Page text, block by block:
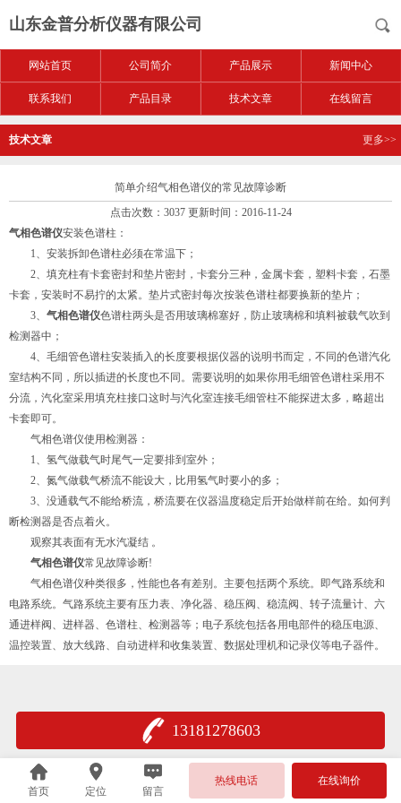
山东金普分析仪器有限公司
网站首页 公司简介 产品展示 新闻中心
联系我们 产品目录 技术文章 在线留言
技术文章 更多>>
简单介绍气相色谱仪的常见故障诊断
点击次数：3037 更新时间：2016-11-24
气相色谱仪安装色谱柱：
1、安装拆卸色谱柱必须在常温下；
2、填充柱有卡套密封和垫片密封，卡套分三种，金属卡套，塑料卡套，石墨
卡套，安装时不易拧的太紧。垫片式密封每次按装色谱柱都要换新的垫片；
3、 气相色谱仪色谱柱两头是否用玻璃棉塞好，防止玻璃棉和填料被载气吹到
检测器中；
4、毛细管色谱柱安装插入的长度要根据仪器的说明书而定，不同的色谱汽化
室结构不同，所以插进的长度也不同。需要说明的如果你用毛细管色谱柱采用不
分流，汽化室采用填充柱接口这时与汽化室连接毛细管柱不能探进太多，略超出
卡套即可。
气相色谱仪使用检测器：
1、氢气做载气时尾气一定要排到室外；
2、氮气做载气桥流不能设大，比用氢气时要小的多；
3、没通载气不能给桥流，桥流要在仪器温度稳定后开始做样前在给。如何判
断检测器是否点着火。
观察其表面有无水汽凝结 。
气相色谱仪常见故障诊断!
气相色谱仪种类很多，性能也各有差别。主要包括两个系统。即气路系统和
电路系统。气路系统主要有压力表、净化器、稳压阀、稳流阀、转子流量计、六
通进样阀、进样器、色谱柱、检测器等；电子系统包括各用电部件的稳压电源、
温控装置、放大线路、自动进样和收集装置、数据处理机和记录仪等电子器件。
13181278603
首页 定位 留言
热线电话 在线询价